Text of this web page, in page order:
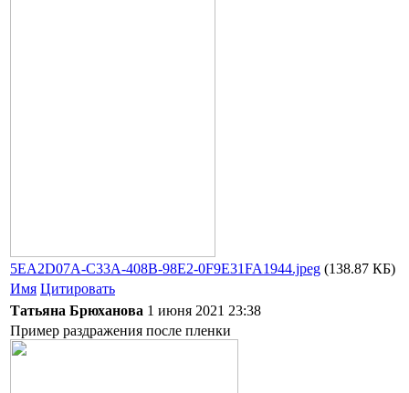
5EA2D07A-C33A-408B-98E2-0F9E31FA1944.jpeg (138.87 КБ)
Имя Цитировать
Татьяна Брюханова 1 июня 2021 23:38
Пример раздражения после пленки